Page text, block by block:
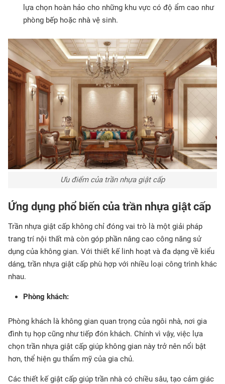
lựa chọn hoàn hảo cho những khu vực có độ ẩm cao như
phòng bếp hoặc nhà vệ sinh.
Ưu điểm của trần nhựa giật cấp
Ứng dụng phổ biến của trần nhựa giật cấp
Trần nhựa giật cấp không chỉ đóng vai trò là một giải pháp
trang trí nội thất mà còn góp phần nâng cao công năng sử
dụng của không gian. Với thiết kế linh hoạt và đa dạng về kiểu
dáng, trần nhựa giật cấp phù hợp với nhiều loại công trình khác
nhau.
Phòng khách:
Phòng khách là không gian quan trọng của ngôi nhà, nơi gia
đình tụ họp cũng như tiếp đón khách. Chính vì vậy, việc lựa
chọn trần nhựa giật cấp giúp không gian này trở nên nổi bật
hơn, thể hiện gu thẩm mỹ của gia chủ.
Các thiết kế giật cấp giúp trần nhà có chiều sâu, tạo cảm giác